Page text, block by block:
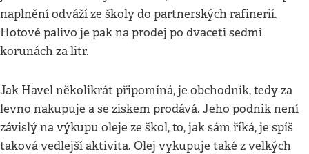
naplnění odváží ze školy do partnerských rafinerií.
Hotové palivo je pak na prodej po dvaceti sedmi
korunách za litr.
Jak Havel několikrát připomíná, je obchodník, tedy za
levno nakupuje a se ziskem prodává. Jeho podnik není
závislý na výkupu oleje ze škol, to, jak sám říká, je spíš
taková vedlejší aktivita. Olej vykupuje také z velkých